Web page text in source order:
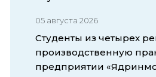
05 августа 2026
Студенты из четырех
производственную
предприятии